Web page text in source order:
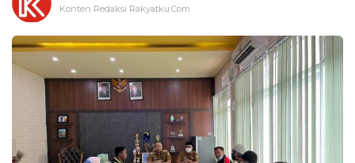
Konten Redaksi Rakyatku.Com